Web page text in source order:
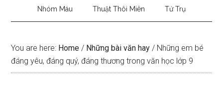
Nhóm Máu Thuật Thôi Miên Tứ Trụ
You are here: Home / Những bài văn hay / Những em bé
đáng yêu, đáng quý, đáng thương trong văn học lớp 9